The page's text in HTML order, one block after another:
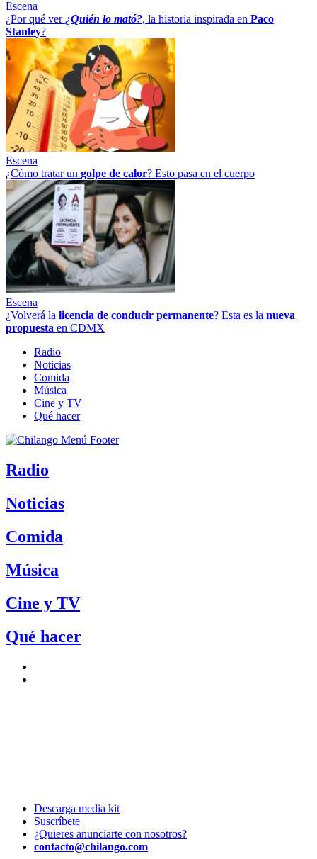
Escena
¿Por qué ver¿Quién lo mató?, la historia inspirada en Paco
Stanley?
Escena
¿Cómo tratar un golpe de calor? Esto pasa en el cuerpo
Escena
¿Volverá la licencia de conducir permanente? Esta es la nueva
propuesta en CDMX
Radio
Noticias
Comida
Música
Cine y TV
Qué hacer
Radio
Noticias
Comida
Música
Cine y TV
Qué hacer
Descarga media kit
Suscríbete
¿Quieres anunciarte con nosotros?
contacto@chilango.com